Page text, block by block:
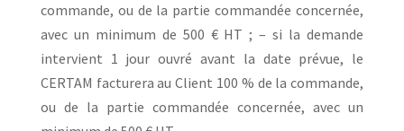
commande, ou de la partie commandée concernée,
avec un minimum de 500 € HT ; – si la demande
intervient 1 jour ouvré avant la date prévue, le
CERTAM facturera au Client 100 % de la commande,
ou de la partie commandée concernée, avec un